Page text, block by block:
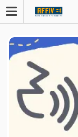
Saltar
para
o
conteúdo